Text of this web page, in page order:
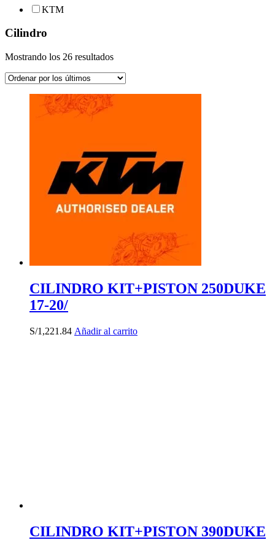
KTM
Cilindro
Mostrando los 26 resultadosOrdenado
los
CILINDRO KIT+PISTON 250DUKE
17-20/
S/1,221.84 Añadir al carrito
CILINDRO KIT+PISTON 390DUKE